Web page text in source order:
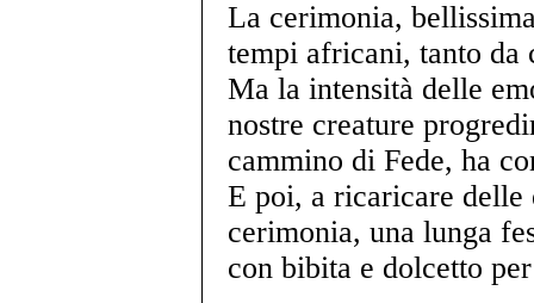
La cerimonia,
tempi africani, tanto da
Ma la intensità delle
nostre creature
cammino di Fede, ha
E poi, a ricaricare delle
cerimonia, una lunga
con bibita e dolcetto